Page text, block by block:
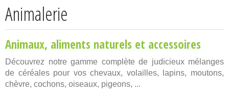
Animalerie
Animaux, aliments naturels et accessoires
Découvrez notre gamme complète de judicieux mélanges
de céréales pour vos chevaux, volailles, lapins, moutons,
chèvre, cochons, oiseaux, pigeons, ...